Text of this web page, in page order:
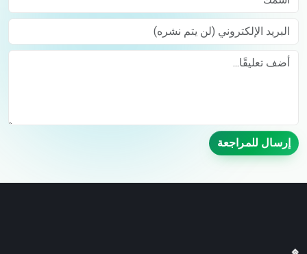
البريد الإلكتروني (لن يتم نشره)
إرسال للمراجعة